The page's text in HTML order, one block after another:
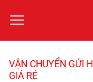
qua
nội
dung
VẬN CHUYỂN GỬI
GIÁ RẺ